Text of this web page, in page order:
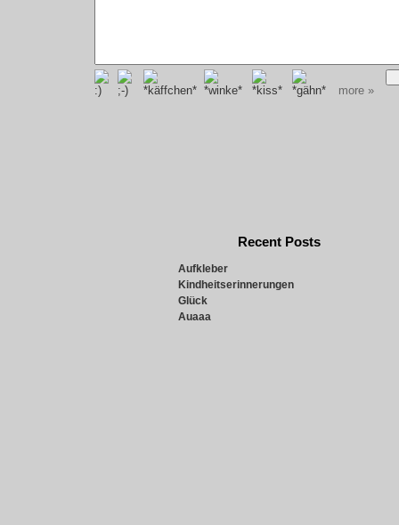
more »
Recent Posts
Aufkleber
Kindheitserinnerungen
Glück
Auaaa